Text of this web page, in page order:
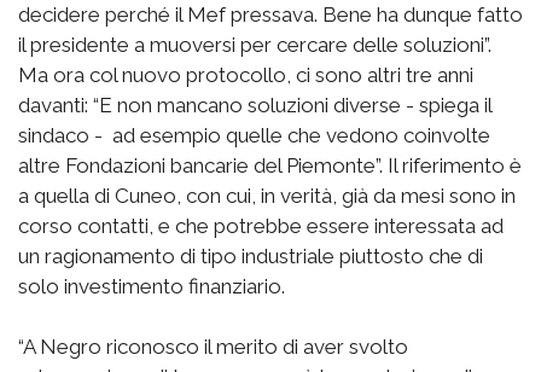
decidere perché il Mef pressava. Bene ha dunque fatto
il presidente a muoversi per cercare delle soluzioni”.
Ma ora col nuovo protocollo, ci sono altri tre anni
davanti: “E non mancano soluzioni diverse - spiega il
sindaco - ad esempio quelle che vedono coinvolte
altre Fondazioni bancarie del Piemonte”. Il riferimento è
a quella di Cuneo, con cui, in verità, già da mesi sono in
corso contatti, e che potrebbe essere interessata ad
un ragionamento di tipo industriale piuttosto che di
solo investimento finanziario.
“A Negro riconosco il merito di aver svolto